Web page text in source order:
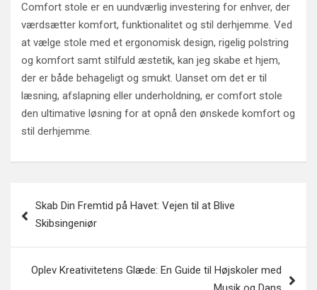
Comfort stole er en uundværlig investering for enhver, der
værdsætter komfort, funktionalitet og stil derhjemme. Ved
at vælge stole med et ergonomisk design, rigelig polstring
og komfort samt stilfuld æstetik, kan jeg skabe et hjem,
der er både behageligt og smukt. Uanset om det er til
læsning, afslapning eller underholdning, er comfort stole
den ultimative løsning for at opnå den ønskede komfort og
stil derhjemme.
Skab Din Fremtid på Havet: Vejen til at Blive
Skibsingeniør
Oplev Kreativitetens Glæde: En Guide til Højskoler med